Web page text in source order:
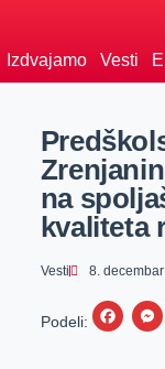
Izdvajamo Vesti
na
kvaliteta
Vesti 8.
Podeli:
F